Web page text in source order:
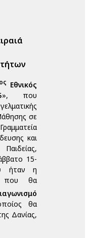
Εθνικός
», που
σε
και
15-
ήταν η
που θα
θα
Δανίας,